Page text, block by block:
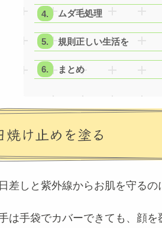
ムダ毛処理
規則正しい生活を
まとめ
焼け止めを塗る
差しと紫外線からお肌を守るの
は手袋でカバーできても、顔